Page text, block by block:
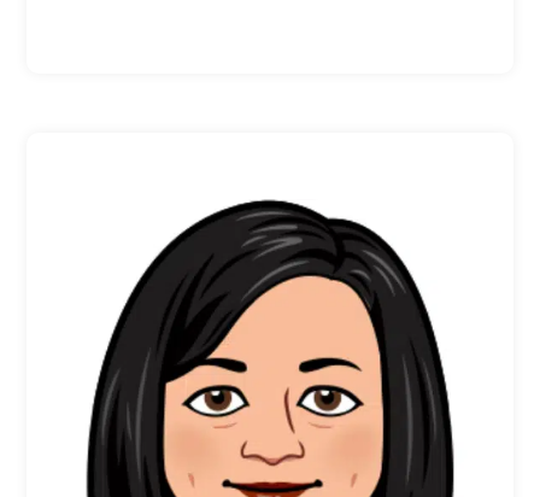
Sojadis et le résultat est
exceptionnel
Ce projet de réalité virtuelle a été
évoqué au cours de l’hiver lors de la
préparation des salons commerciaux
2022 afin d’apporter une expérience
nouvelle aux conducteurs handicapés.
Après en avoir parlé à Bluemarketing, le